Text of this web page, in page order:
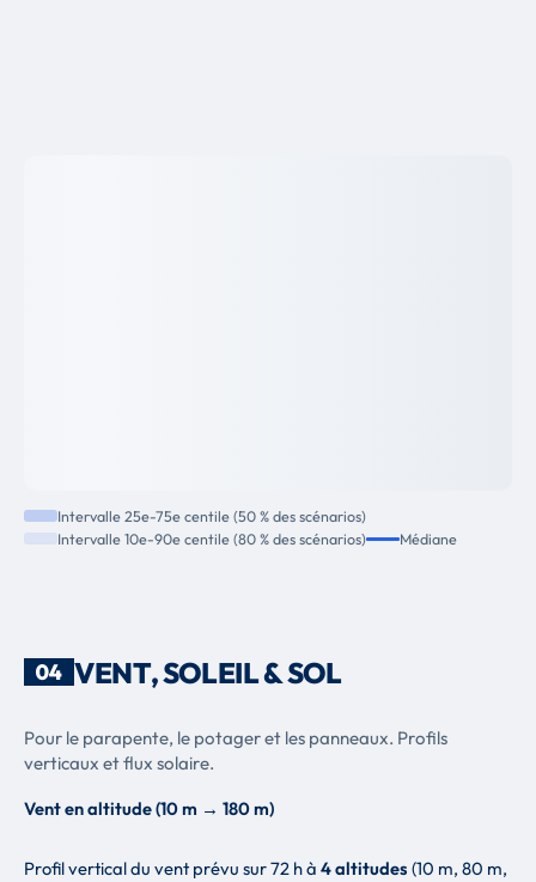
Intervalle 25e-75e centile (50 % des scénarios)
Intervalle 10e-90e centile (80 % des scénarios)
Médiane
04 VENT, SOLEIL & SOL
Pour le parapente, le potager et les panneaux. Profils
verticaux et flux solaire.
Vent en altitude (10 m → 180 m)
Profil vertical du vent prévu sur 72 h à 4 altitudes (10 m, 80 m,